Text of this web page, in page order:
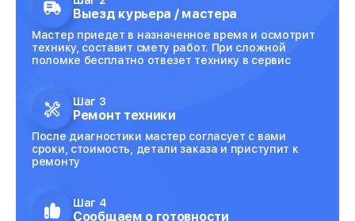
Выезд курьера / мастера
Мастер приедет в назначенное время и осмотрит
технику, составит смету работ. При сложной
поломке бесплатно отвезет технику в сервис
Шаг 3
Ремонт техники
После диагностики мастер согласует с вами
сроки, стоимость, детали заказа и приступит к
ремонту
Шаг 4
Сообщаем о готовности